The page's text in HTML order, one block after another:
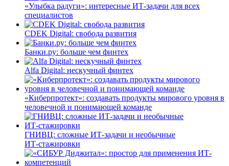
«Улыбка радуги»: интересные ИТ-задачи для всех
специалистов
CDEK Digital: свобода развития
Банки.ру: больше чем финтех
Alfa Digital: нескучный финтех
«Киберпротект»: создавать продукты мирового уровня в
человечной и понимающей команде
ГНИВЦ: сложные ИТ‑задачи и необычные
ИТ‑стажировки